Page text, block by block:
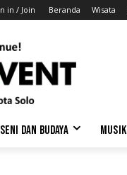
in / Join Beranda Wisata
SENI DAN BUDAYA MUSIK